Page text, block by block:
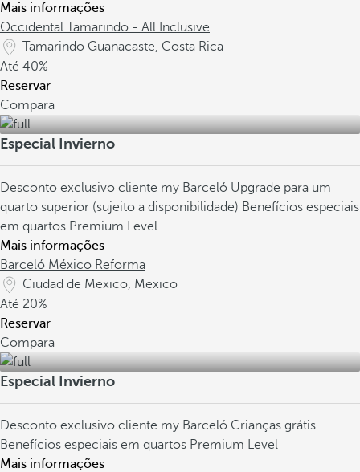
Mais informações
Occidental Tamarindo - All Inclusive
Tamarindo Guanacaste, Costa Rica
Até 40%
Reservar
Compara
Especial Invierno
Desconto exclusivo cliente my Barceló Upgrade para um
quarto superior (sujeito a disponibilidade) Benefícios especiais
em quartos Premium Level
Mais informações
Barceló México Reforma
Ciudad de Mexico, Mexico
Até 20%
Reservar
Compara
Especial Invierno
Desconto exclusivo cliente my Barceló Crianças grátis
Benefícios especiais em quartos Premium Level
Mais informações